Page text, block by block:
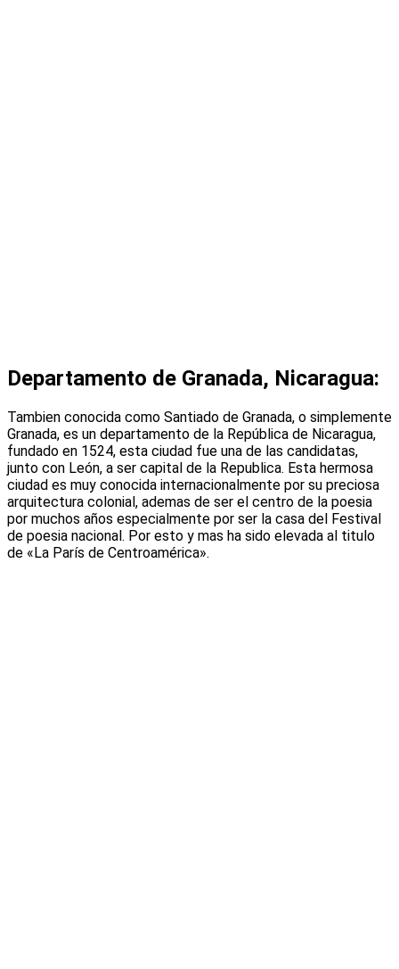
Departamento de Granada, Nicaragua:
Tambien conocida como Santiado de Granada, o simplemente
Granada, es un departamento de la República de Nicaragua,
fundado en 1524, esta ciudad fue una de las candidatas,
junto con León, a ser capital de la Republica. Esta hermosa
ciudad es muy conocida internacionalmente por su preciosa
arquitectura colonial, ademas de ser el centro de la poesia
por muchos años especialmente por ser la casa del Festival
de poesia nacional. Por esto y mas ha sido elevada al titulo
de «La París de Centroamérica».